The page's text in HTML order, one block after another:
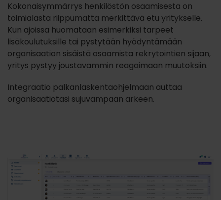
Kokonaisymmärrys henkilöstön osaamisesta on
toimialasta riippumatta merkittävä etu yritykselle.
Kun ajoissa huomataan esimerkiksi tarpeet
lisäkoulutuksille tai pystytään hyödyntämään
organisaation sisäistä osaamista rekrytointien sijaan,
yritys pystyy joustavammin reagoimaan muutoksiin.
Integraatio palkanlaskentaohjelmaan auttaa
organisaatiotasi sujuvampaan arkeen.